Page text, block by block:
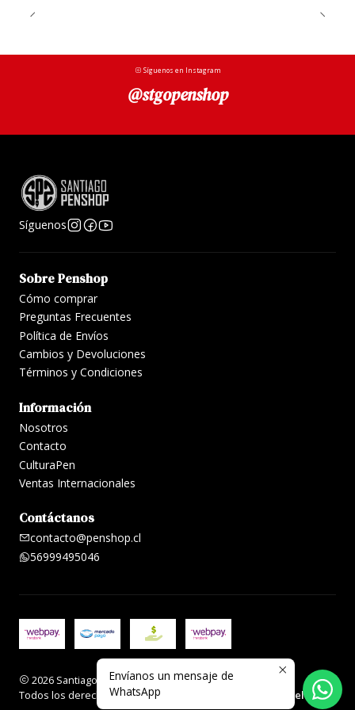
Síguenos en Instagram
@stgopenshop
Síguenos
Sobre Penshop
Cómo comprar
Preguntas Frecuentes
Política de Envíos
Cambios y Devoluciones
Términos y Condiciones
Información
Nosotros
Contacto
CulturaPen
Ventas Internacionales
Contáctanos
contacto@penshop.cl
56999495046
2026 Santiago Penshop plumas, lapiceras y accesorios.
Todos los derechos reservados.
Desarrollado por Jumpseller.
Envíanos un mensaje de
WhatsApp